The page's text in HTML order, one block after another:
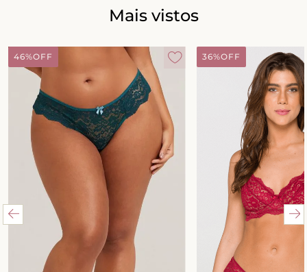
Mais vistos
46%OFF 36%OFF